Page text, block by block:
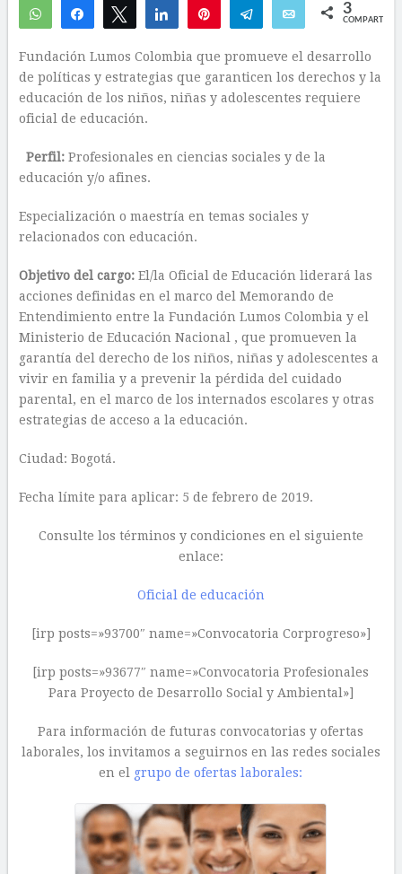
WhatsAppCompartirTwittear Compartir Telegram Email 3
COMPARTIR
Fundación Lumos Colombia que promueve el desarrollo
de políticas y estrategias que garanticen los derechos y la
educación de los niños, niñas y adolescentes requiere
oficial de educación.
Perfil: Profesionales en ciencias sociales y de la
educación y/o afines.
Especialización o maestría en temas sociales y
relacionados con educación.
Objetivo del cargo:El/la Oficial de Educación liderará las
acciones definidas en el marco del Memorando de
Entendimiento entre la Fundación Lumos Colombia y el
Ministerio de Educación Nacional , que promueven la
garantía del derecho de los niños, niñas y adolescentes a
vivir en familia y a prevenir la pérdida del cuidado
parental, en el marco de los internados escolares y otras
estrategias de acceso a la educación.
Ciudad: Bogotá.
Fecha límite para aplicar: 5 de febrero de 2019.
Consulte los términos y condiciones en el siguiente
enlace:
Oficial de educación
[irp posts=»93700″ name=»Convocatoria Corprogreso»]
[irp posts=»93677″ name=»Convocatoria Profesionales
Para Proyecto de Desarrollo Social y Ambiental»]
Para información de futuras convocatorias y ofertas
laborales, los invitamos a seguirnos en las redes sociales
en el grupo de ofertas laborales: